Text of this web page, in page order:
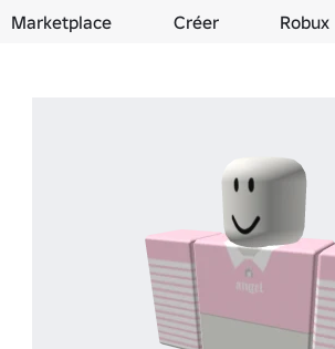
Marketplace Créer Robux